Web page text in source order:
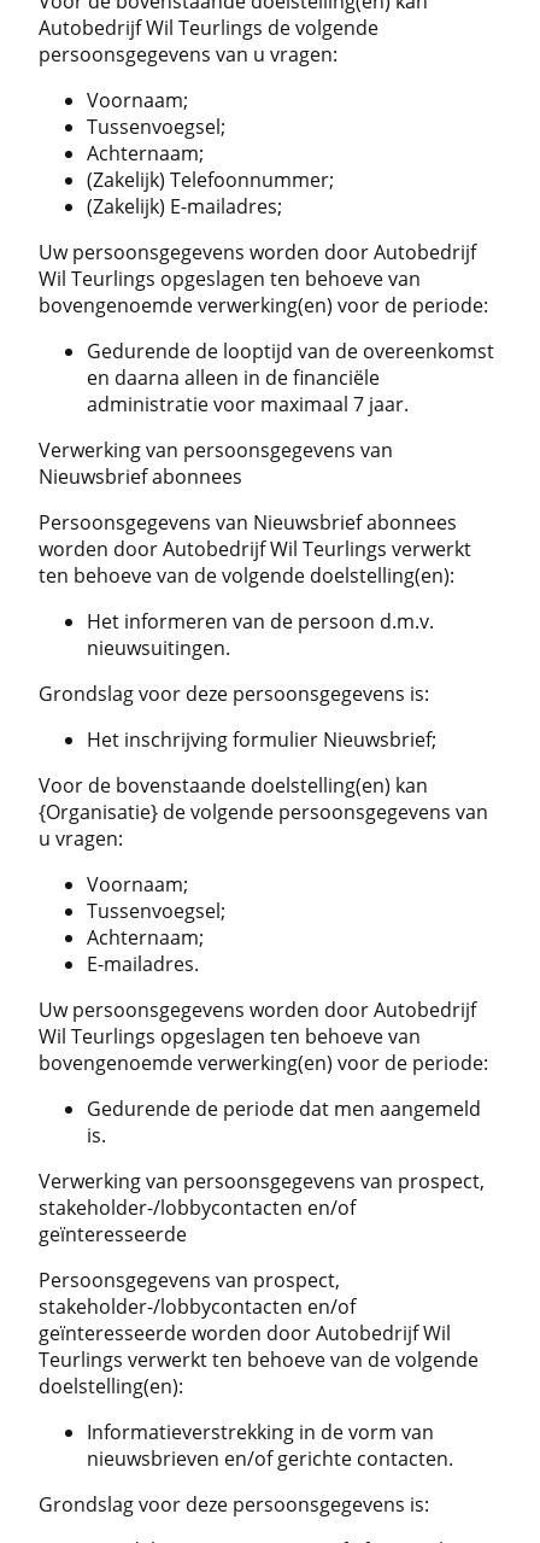
Autobedrijf Wil Teurlings de volgende
persoonsgegevens van u vragen:
Voornaam;
Tussenvoegsel;
Achternaam;
(Zakelijk) Telefoonnummer;
(Zakelijk) E-mailadres;
Uw persoonsgegevens worden door Autobedrijf
Wil Teurlings opgeslagen ten behoeve van
bovengenoemde verwerking(en) voor de periode:
Gedurende de looptijd van de overeenkomst
en daarna alleen in de financiële
administratie voor maximaal 7 jaar.
Verwerking van persoonsgegevens van
Nieuwsbrief abonnees
Persoonsgegevens van Nieuwsbrief abonnees
worden door Autobedrijf Wil Teurlings verwerkt
ten behoeve van de volgende doelstelling(en):
Het informeren van de persoon d.m.v.
nieuwsuitingen.
Grondslag voor deze persoonsgegevens is:
Het inschrijving formulier Nieuwsbrief;
Voor de bovenstaande doelstelling(en) kan
{Organisatie} de volgende persoonsgegevens van
u vragen:
Voornaam;
Tussenvoegsel;
Achternaam;
E-mailadres.
Uw persoonsgegevens worden door Autobedrijf
Wil Teurlings opgeslagen ten behoeve van
bovengenoemde verwerking(en) voor de periode:
Gedurende de periode dat men aangemeld
is.
Verwerking van persoonsgegevens van prospect,
stakeholder-/lobbycontacten en/of
geïnteresseerde
Persoonsgegevens van prospect,
stakeholder-/lobbycontacten en/of
geïnteresseerde worden door Autobedrijf Wil
Teurlings verwerkt ten behoeve van de volgende
doelstelling(en):
Informatieverstrekking in de vorm van
nieuwsbrieven en/of gerichte contacten.
Grondslag voor deze persoonsgegevens is: